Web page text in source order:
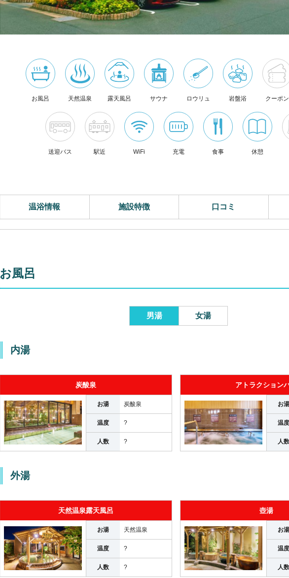
お風呂 天然温泉 露天風呂 サウナ ロウリュ 岩盤浴 クーポン
送迎バス 駅近 WiFi 充電 食事 休憩
温浴情報 施設特徴 口コミ
お風呂
男湯 女湯
内湯
炭酸泉
お湯 炭酸泉
温度 ?
人数 ?
アトラクション
お湯
温度
人数
外湯
天然温泉露天風呂
お湯 天然温泉
温度 ?
人数 ?
壺湯
お湯
温度
人数